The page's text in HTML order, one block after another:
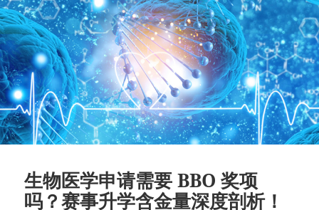
生物医学申请需要 BBO 奖项
吗？赛事升学含金量深度剖析！